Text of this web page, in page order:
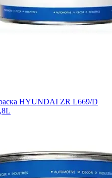
HYUNDAI ZR L669/D